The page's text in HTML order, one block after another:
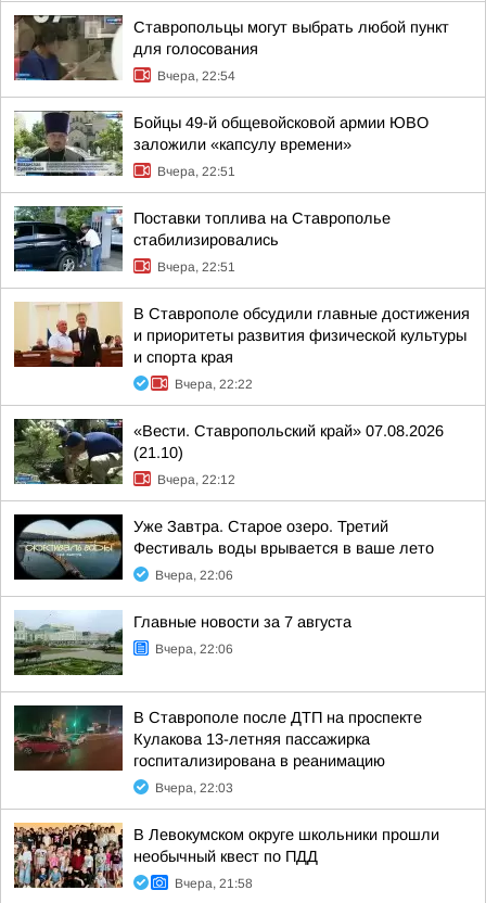
Ставропольцы могут выбрать любой пункт
для голосования
Вчера, 22:54
Бойцы 49-й общевойсковой армии ЮВО
заложили «капсулу времени»
Вчера, 22:51
Поставки топлива на Ставрополье
стабилизировались
Вчера, 22:51
В Ставрополе обсудили главные достижения
и приоритеты развития физической культуры
и спорта края
Вчера, 22:22
«Вести. Ставропольский край» 07.08.2026
(21.10)
Вчера, 22:12
Уже Завтра. Старое озеро. Третий
Фестиваль воды врывается в ваше лето
Вчера, 22:06
Главные новости за 7 августа
Вчера, 22:06
В Ставрополе после ДТП на проспекте
Кулакова 13-летняя пассажирка
госпитализирована в реанимацию
Вчера, 22:03
В Левокумском округе школьники прошли
необычный квест по ПДД
Вчера, 21:58